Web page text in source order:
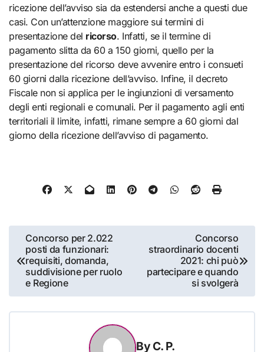
ricezione dell’avviso sia da estendersi anche a questi due
casi. Con un’attenzione maggiore sui termini di
presentazione del ricorso. Infatti, se il termine di
pagamento slitta da 60 a 150 giorni, quello per la
presentazione del ricorso deve avvenire entro i consueti
60 giorni dalla ricezione dell’avviso. Infine, il decreto
Fiscale non si applica per le ingiunzioni di versamento
degli enti regionali e comunali. Per il pagamento agli enti
territoriali il limite, infatti, rimane sempre a 60 giorni dal
giorno della ricezione dell’avviso di pagamento.
Navigazione
articoli
Concorso per 2.022
posti da funzionari:
requisiti, domanda,
suddivisione per ruolo
e Regione
Concorso
straordinario docenti
2021: chi può
partecipare e quando
si svolgerà
By C. P.